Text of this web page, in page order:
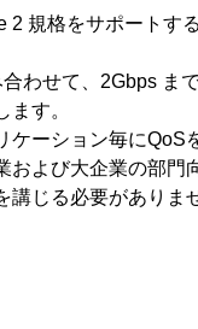
2 規格をサポートす
わせて、2Gbps ま
す。
ケーション毎に
よび大企業の部門
じる必要がありま